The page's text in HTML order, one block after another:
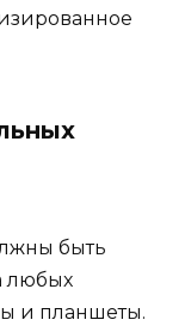
быть
любых
и планшеты.